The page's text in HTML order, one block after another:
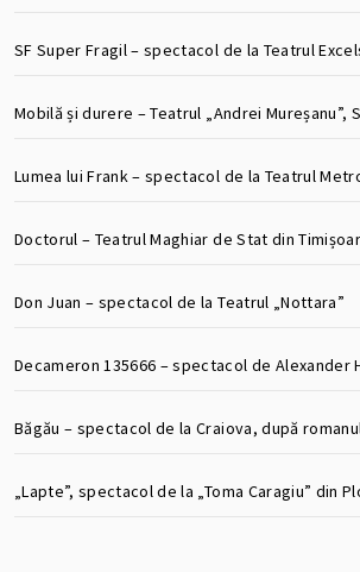
SF Super Fragil – spectacol de la Teatrul
Mobilă și durere – Teatrul „Andrei Mureșanu”,
Lumea lui Frank – spectacol de la Teatrul
Doctorul – Teatrul Maghiar de Stat din
Don Juan – spectacol de la Teatrul „Nottara”
Decameron 135666 – spectacol de Alexander
Băgău – spectacol de la Craiova, după
„Lapte”, spectacol de la „Toma Caragiu” din